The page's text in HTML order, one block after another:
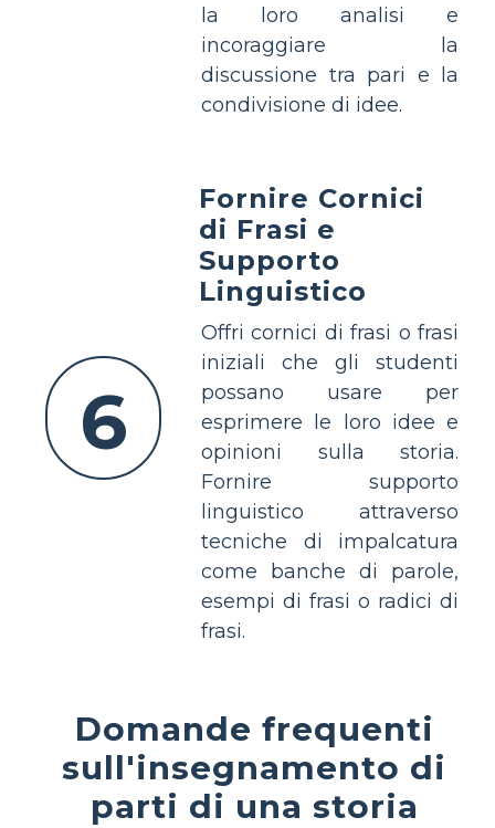
la loro analisi e
incoraggiare la
discussione tra pari e la
condivisione di idee.
6
Fornire Cornici
di Frasi e
Supporto
Linguistico
Offri cornici di frasi o frasi
iniziali che gli studenti
possano usare per
esprimere le loro idee e
opinioni sulla storia.
Fornire supporto
linguistico attraverso
tecniche di impalcatura
come banche di parole,
esempi di frasi o radici di
frasi.
Domande frequenti
sull'insegnamento di
parti di una storia